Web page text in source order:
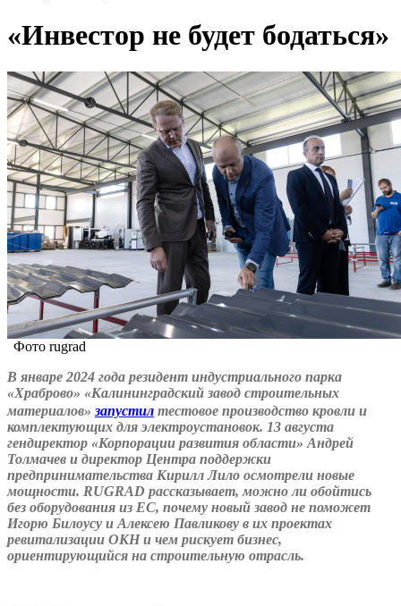
«Инвестор не будет бодаться»
Фото rugrad
В январе 2024 года резидент индустриального парка
«Храброво» «Калининградский завод строительных
материалов» запустил тестовое производство кровли и
комплектующих для электроустановок. 13 августа
гендиректор «Корпорации развития области» Андрей
Толмачев и директор Центра поддержки
предпринимательства Кирилл Лило осмотрели новые
мощности. RUGRAD рассказывает, можно ли обойтись
без оборудования из ЕС, почему новый завод не поможет
Игорю Билоусу и Алексею Павликову в их проектах
ревитализации ОКН и чем рискует бизнес,
ориентирующийся на строительную отрасль.